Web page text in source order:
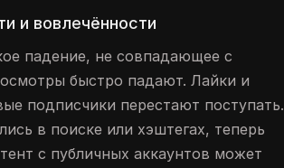
и вовлечённости
падение, не совпадающее с
быстро падают. Лайки и
подписчики перестают поступать.
в поиске или хэштегах, теперь
с публичных аккаунтов может